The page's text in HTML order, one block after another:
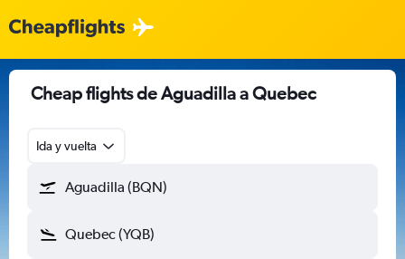
Cheap flights de Aguadilla a Quebec
Ida y vuelta
Aguadilla (BQN)
Quebec (YQB)